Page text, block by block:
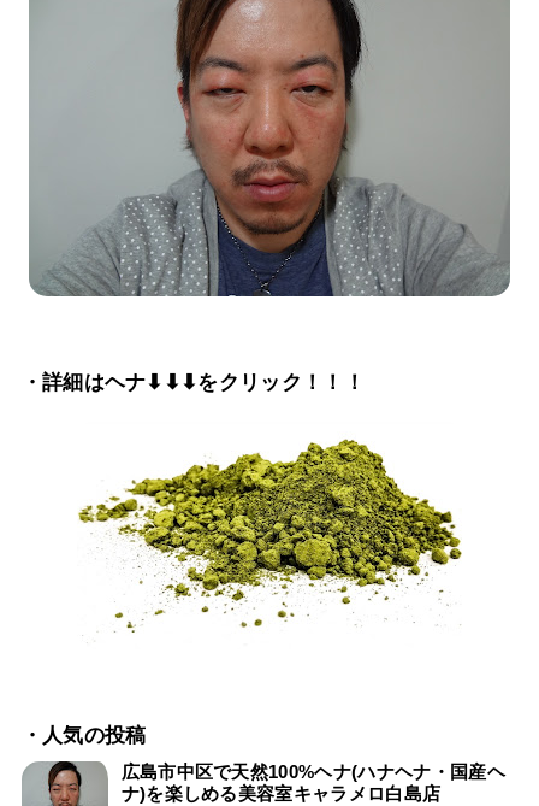
・詳細はヘナ⬇⬇⬇をクリック！！！
・人気の投稿
広島市中区で天然100%ヘナ(ハナヘナ・国産ヘ
ナ)を楽しめる美容室キャラメロ白島店